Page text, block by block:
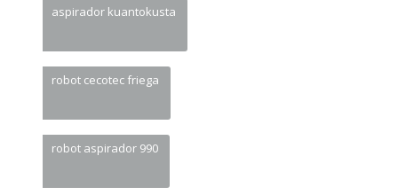
aspirador kuantokusta
robot cecotec friega
robot aspirador 990